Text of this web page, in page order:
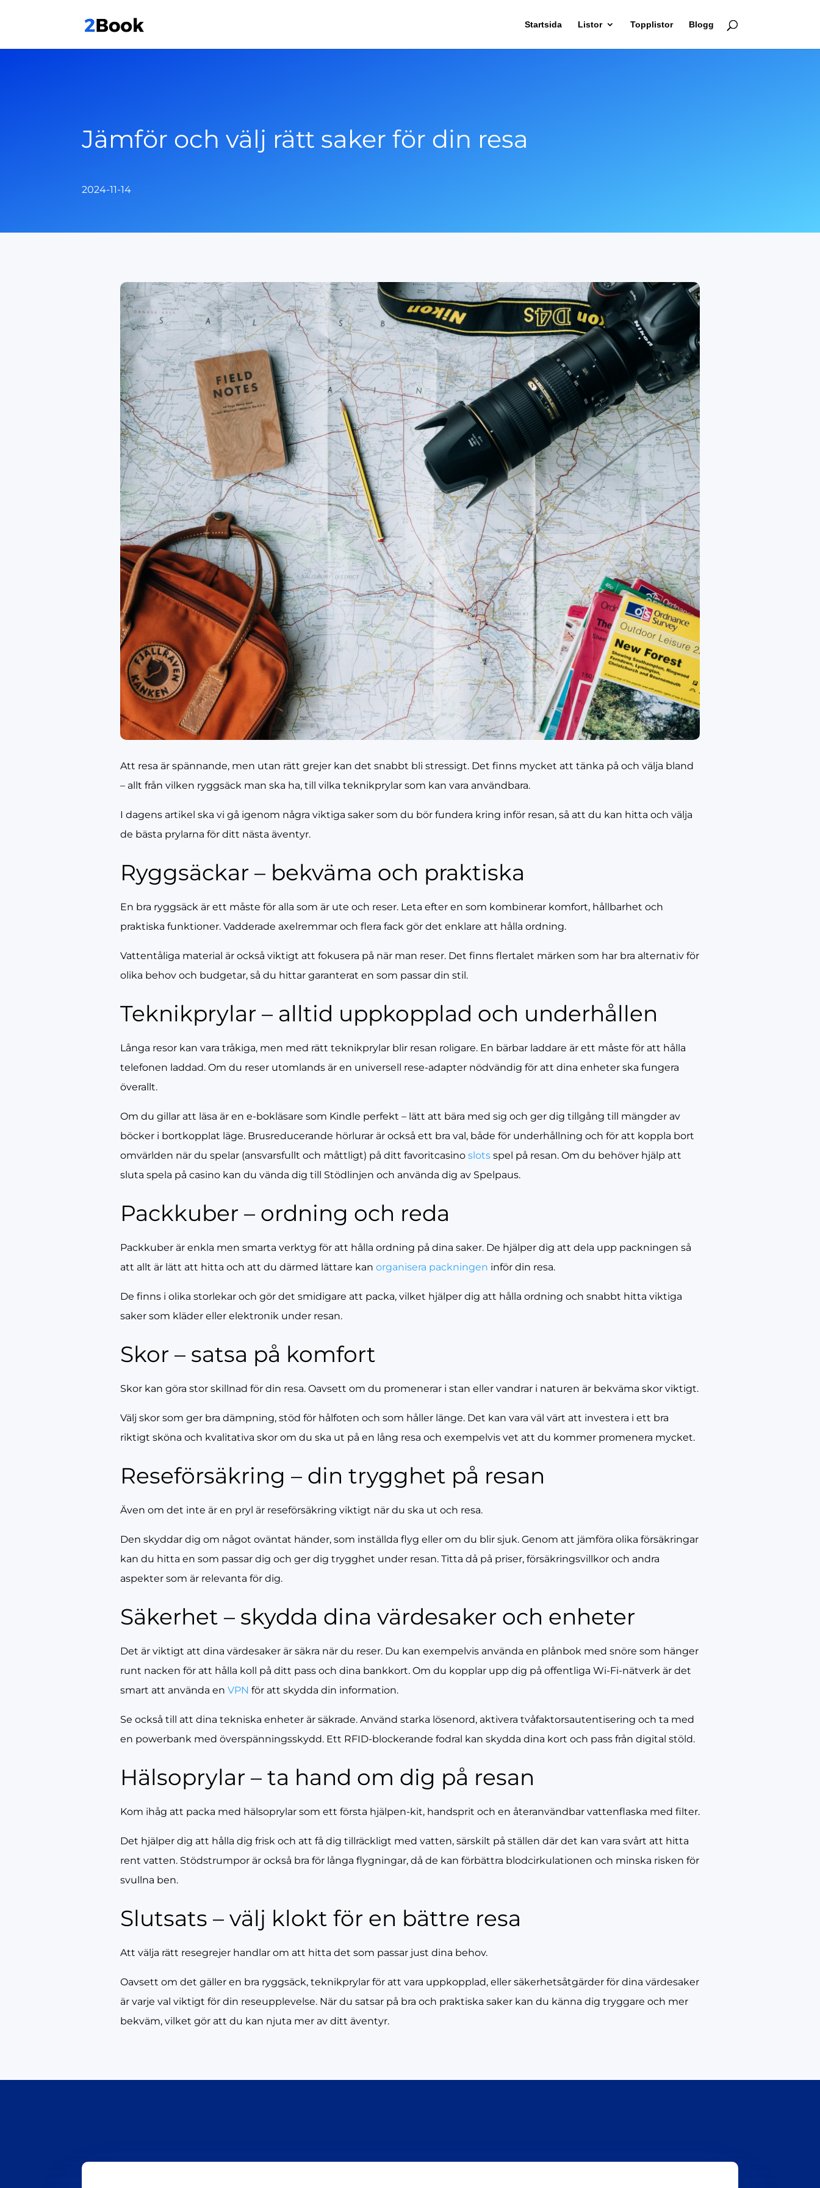
Startsida Listor Topplistor Blogg
Jämför och välj rätt saker för din resa
2024-11-14
Att resa är spännande, men utan rätt grejer kan det snabbt bli stressigt. Det finns mycket att tänka på och välja bland
– allt från vilken ryggsäck man ska ha, till vilka teknikprylar som kan vara användbara.
I dagens artikel ska vi gå igenom några viktiga saker som du bör fundera kring inför resan, så att du kan hitta och välja
de bästa prylarna för ditt nästa äventyr.
Ryggsäckar – bekväma och praktiska
En bra ryggsäck är ett måste för alla som är ute och reser. Leta efter en som kombinerar komfort, hållbarhet och
praktiska funktioner. Vadderade axelremmar och flera fack gör det enklare att hålla ordning.
Vattentåliga material är också viktigt att fokusera på när man reser. Det finns flertalet märken som har bra alternativ för
olika behov och budgetar, så du hittar garanterat en som passar din stil.
Teknikprylar – alltid uppkopplad och underhållen
Långa resor kan vara tråkiga, men med rätt teknikprylar blir resan roligare. En bärbar laddare är ett måste för att hålla
telefonen laddad. Om du reser utomlands är en universell rese-adapter nödvändig för att dina enheter ska fungera
överallt.
Om du gillar att läsa är en e-bokläsare som Kindle perfekt – lätt att bära med sig och ger dig tillgång till mängder av
böcker i bortkopplat läge. Brusreducerande hörlurar är också ett bra val, både för underhållning och för att koppla bort
omvärlden när du spelar (ansvarsfullt och måttligt) på ditt favoritcasino slots spel på resan. Om du behöver hjälp att
sluta spela på casino kan du vända dig till Stödlinjen och använda dig av Spelpaus.
Packkuber – ordning och reda
Packkuber är enkla men smarta verktyg för att hålla ordning på dina saker. De hjälper dig att dela upp packningen så
att allt är lätt att hitta och att du därmed lättare kan organisera packningen inför din resa.
De finns i olika storlekar och gör det smidigare att packa, vilket hjälper dig att hålla ordning och snabbt hitta viktiga
saker som kläder eller elektronik under resan.
Skor – satsa på komfort
Skor kan göra stor skillnad för din resa. Oavsett om du promenerar i stan eller vandrar i naturen är bekväma skor viktigt.
Välj skor som ger bra dämpning, stöd för hålfoten och som håller länge. Det kan vara väl värt att investera i ett bra
riktigt sköna och kvalitativa skor om du ska ut på en lång resa och exempelvis vet att du kommer promenera mycket.
Reseförsäkring – din trygghet på resan
Även om det inte är en pryl är reseförsäkring viktigt när du ska ut och resa.
Den skyddar dig om något oväntat händer, som inställda flyg eller om du blir sjuk. Genom att jämföra olika försäkringar
kan du hitta en som passar dig och ger dig trygghet under resan. Titta då på priser, försäkringsvillkor och andra
aspekter som är relevanta för dig.
Säkerhet – skydda dina värdesaker och enheter
Det är viktigt att dina värdesaker är säkra när du reser. Du kan exempelvis använda en plånbok med snöre som hänger
runt nacken för att hålla koll på ditt pass och dina bankkort. Om du kopplar upp dig på offentliga Wi-Fi-nätverk är det
smart att använda en VPN för att skydda din information.
Se också till att dina tekniska enheter är säkrade. Använd starka lösenord, aktivera tvåfaktorsautentisering och ta med
en powerbank med överspänningsskydd. Ett RFID-blockerande fodral kan skydda dina kort och pass från digital stöld.
Hälsoprylar – ta hand om dig på resan
Kom ihåg att packa med hälsoprylar som ett första hjälpen-kit, handsprit och en återanvändbar vattenflaska med filter.
Det hjälper dig att hålla dig frisk och att få dig tillräckligt med vatten, särskilt på ställen där det kan vara svårt att hitta
rent vatten. Stödstrumpor är också bra för långa flygningar, då de kan förbättra blodcirkulationen och minska risken för
svullna ben.
Slutsats – välj klokt för en bättre resa
Att välja rätt resegrejer handlar om att hitta det som passar just dina behov.
Oavsett om det gäller en bra ryggsäck, teknikprylar för att vara uppkopplad, eller säkerhetsåtgärder för dina värdesaker
är varje val viktigt för din reseupplevelse. När du satsar på bra och praktiska saker kan du känna dig tryggare och mer
bekväm, vilket gör att du kan njuta mer av ditt äventyr.